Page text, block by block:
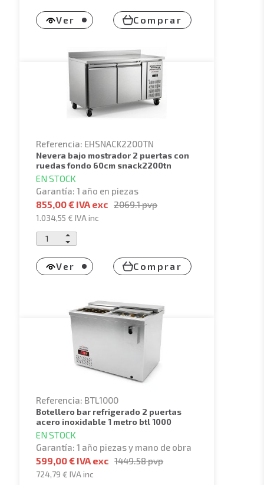
Ver Comprar
Referencia: EHSNACK2200TN
nevera bajo mostrador 2 puertas con
ruedas fondo 60cm snack2200tn
EN STOCK
Garantía: 1 año en piezas
855,00 € IVA exc 2069.1pvp
1.034,55 €IVA inc
Ver Comprar
Referencia: BTL1000
botellero bar refrigerado 2 puertas
acero inoxidable 1 metro btl 1000
EN STOCK
Garantía: 1 año piezas y mano de obra
599,00 € IVA exc 1449.58pvp
724,79 €IVA inc